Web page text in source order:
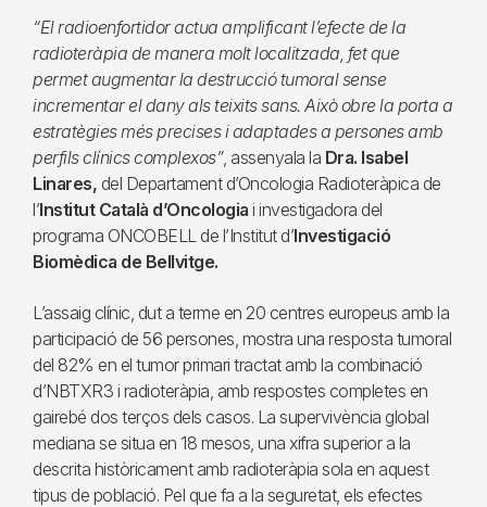
“El radioenfortidor actua amplificant l’efecte de la
radioteràpia de manera molt localitzada, fet que
permet augmentar la destrucció tumoral sense
incrementar el dany als teixits sans. Això obre la porta a
estratègies més precises i adaptades a persones amb
perfils clínics complexos”, assenyala la Dra. Isabel
Linares, del Departament d’Oncologia Radioteràpica de
l’Institut Català d’Oncologia i investigadora del
programa ONCOBELL de l’Institut d’Investigació
Biomèdica de Bellvitge.
L’assaig clínic, dut a terme en 20 centres europeus amb la
participació de 56 persones, mostra una resposta tumoral
del 82% en el tumor primari tractat amb la combinació
d’NBTXR3 i radioteràpia, amb respostes completes en
gairebé dos terços dels casos. La supervivència global
mediana se situa en 18 mesos, una xifra superior a la
descrita històricament amb radioteràpia sola en aquest
tipus de població. Pel que fa a la seguretat, els efectes